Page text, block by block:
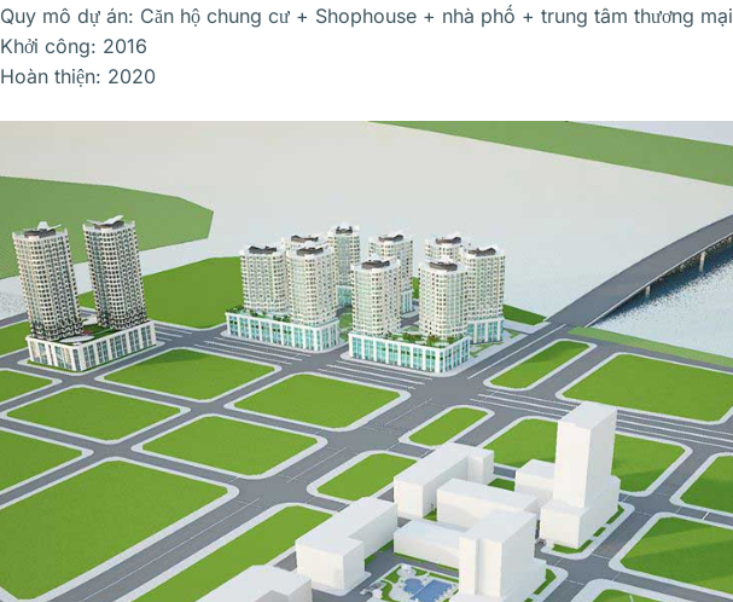
Quy mô dự án: Căn hộ chung cư + Shophouse + nhà phố + trung tâm thương mại
Khởi công: 2016
Hoàn thiện: 2020